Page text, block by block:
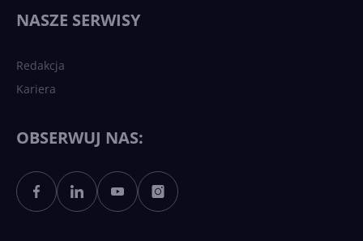
Sztuczna inteligencja po
polsku. Dość barier
NASZE SERWISY
Redakcja
Kariera
OBSERWUJ NAS: